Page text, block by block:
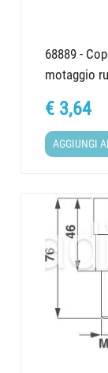
68889 -
motaggio
€ 3,64
AGGIUNGI